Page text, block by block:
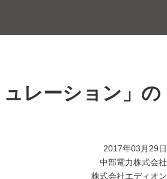
レーション」の
2017年03月29日
中部電力株式会社
株式会社エディオン